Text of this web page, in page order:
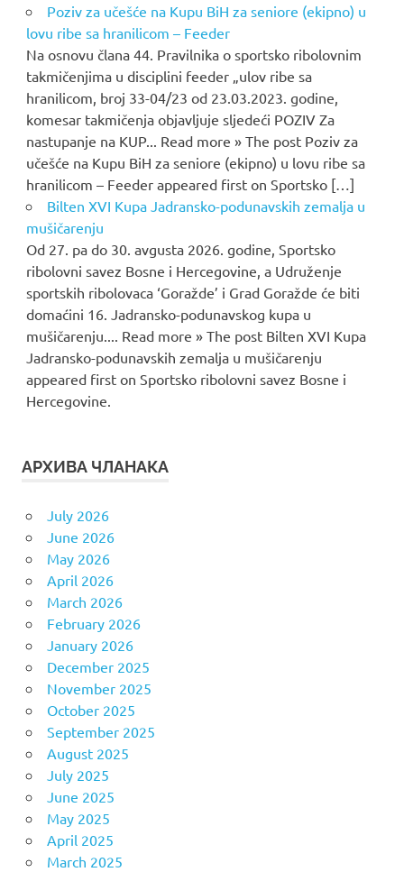
Poziv za učešće na Kupu BiH za seniore (ekipno) u
lovu ribe sa hranilicom – Feeder
Na osnovu člana 44. Pravilnika o sportsko ribolovnim
takmičenjima u disciplini feeder „ulov ribe sa
hranilicom, broj 33-04/23 od 23.03.2023. godine,
komesar takmičenja objavljuje sljedeći POZIV Za
nastupanje na KUP... Read more » The post Poziv za
učešće na Kupu BiH za seniore (ekipno) u lovu ribe sa
hranilicom – Feeder appeared first on Sportsko […]
Bilten XVI Kupa Jadransko-podunavskih zemalja u
mušičarenju
Od 27. pa do 30. avgusta 2026. godine, Sportsko
ribolovni savez Bosne i Hercegovine, a Udruženje
sportskih ribolovaca ‘Goražde’ i Grad Goražde će biti
domaćini 16. Jadransko-podunavskog kupa u
mušičarenju.... Read more » The post Bilten XVI Kupa
Jadransko-podunavskih zemalja u mušičarenju
appeared first on Sportsko ribolovni savez Bosne i
Hercegovine.
АРХИВА ЧЛАНАКА
July 2026
June 2026
May 2026
April 2026
March 2026
February 2026
January 2026
December 2025
November 2025
October 2025
September 2025
August 2025
July 2025
June 2025
May 2025
April 2025
March 2025